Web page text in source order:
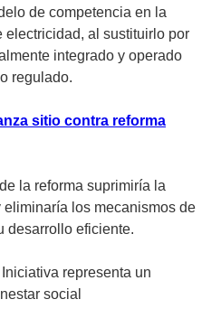
de competencia en la
electricidad, al sustituirlo por
integrado y operado
regulado.
sitio contra reforma
la reforma suprimiría la
los mecanismos de
desarrollo eficiente.
representa un
social